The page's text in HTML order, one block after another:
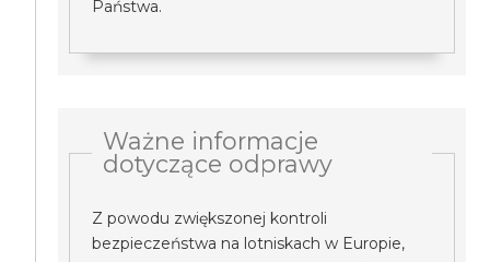
Państwa.
Ważne informacje
dotyczące odprawy
Z powodu zwiększonej kontroli
bezpieczeństwa na lotniskach w Europie,